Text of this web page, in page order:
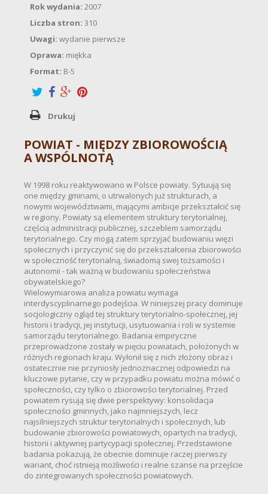
Rok wydania: 2007
Liczba stron: 310
Uwagi: wydanie pierwsze
Oprawa: miękka
Format: B-5
Drukuj
POWIAT - MIĘDZY ZBIOROWOŚCIĄ
A WSPÓLNOTĄ
W 1998 roku reaktywowano w Polsce powiaty. Sytuują się
one między gminami, o utrwalonych już strukturach, a
nowymi województwami, mającymi ambicje przekształcić się
w regiony. Powiaty są elementem struktury terytorialnej,
częścią administracji publicznej, szczeblem samorządu
terytorialnego. Czy mogą zatem sprzyjać budowaniu więzi
społecznych i przyczynić się do przekształcenia zbiorowości
w społeczność terytorialną, świadomą swej tożsamości i
autonomii - tak ważną w budowaniu społeczeństwa
obywatelskiego?
Wielowymiarowa analiza powiatu wymaga
interdyscyplinarnego podejścia. W niniejszej pracy dominuje
socjologiczny ogląd tej struktury terytorialno-społecznej, jej
historii i tradycji, jej instytucji, usytuowania i roli w systemie
samorządu terytorialnego. Badania empiryczne
przeprowadzone zostały w pięciu powiatach, położonych w
różnych regionach kraju. Wyłonił się z nich złożony obraz i
ostatecznie nie przyniosły jednoznacznej odpowiedzi na
kluczowe pytanie, czy w przypadku powiatu można mówić o
społeczności, czy tylko o zbiorowości terytorialnej. Przed
powiatem rysują się dwie perspektywy: konsolidacja
społeczności gminnych, jako najmniejszych, lecz
najsilniejszych struktur terytorialnych i społecznych, lub
budowanie zbiorowości powiatowych, opartych na tradycji,
historii i aktywnej partycypacji społecznej. Przedstawione
badania pokazują, że obecnie dominuje raczej pierwszy
wariant, choć istnieją możliwości i realne szanse na przejście
do zintegrowanych społeczności powiatowych.